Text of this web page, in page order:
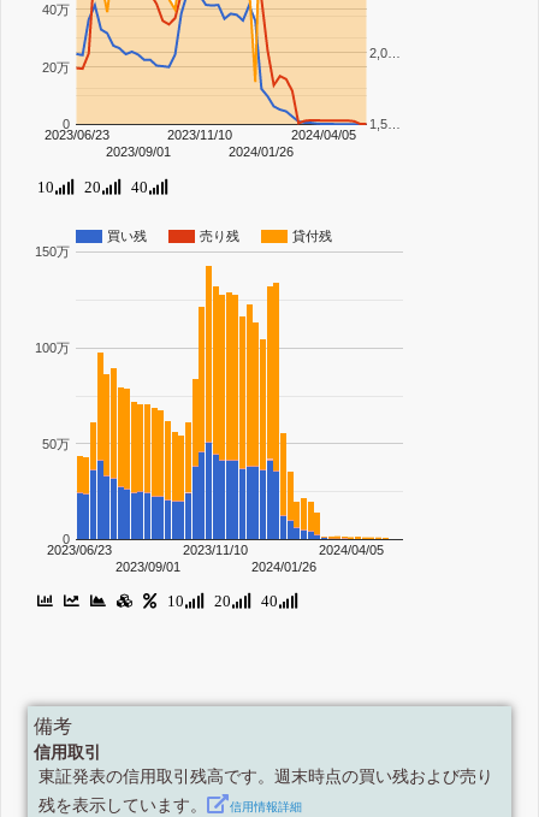
2023/06/23
2023/09/01
2023/11/10
2024/01/26
2024/04/05
0
20万
40万
1,5…
2,0…
10 20 40
買い残 売り残 貸付残
2023/06/23
2023/09/01
2023/11/10
2024/01/26
2024/04/05
0
50万
100万
150万
10 20 40
備考
信用取引
東証発表の信用取引残高です。週末時点の買い残および売り
残を表示しています。
信用情報詳細